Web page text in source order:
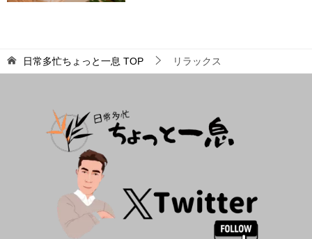
日常多忙ちょっと一息 TOP リラックス